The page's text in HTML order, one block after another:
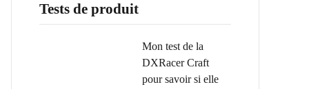
Tests de produit
Mon test de la
DXRacer Craft
pour savoir si elle